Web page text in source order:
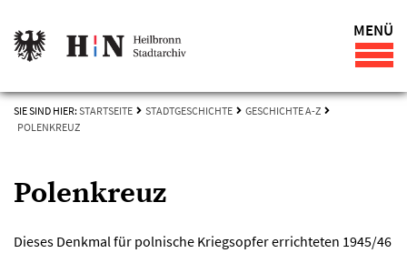
MENÜ
SIE SIND HIER: STARTSEITE STADTGESCHICHTE
GESCHICHTE A-Z
POLENKREUZ
Polenkreuz
Dieses Denkmal für polnische Kriegsopfer errichteten 1945/46